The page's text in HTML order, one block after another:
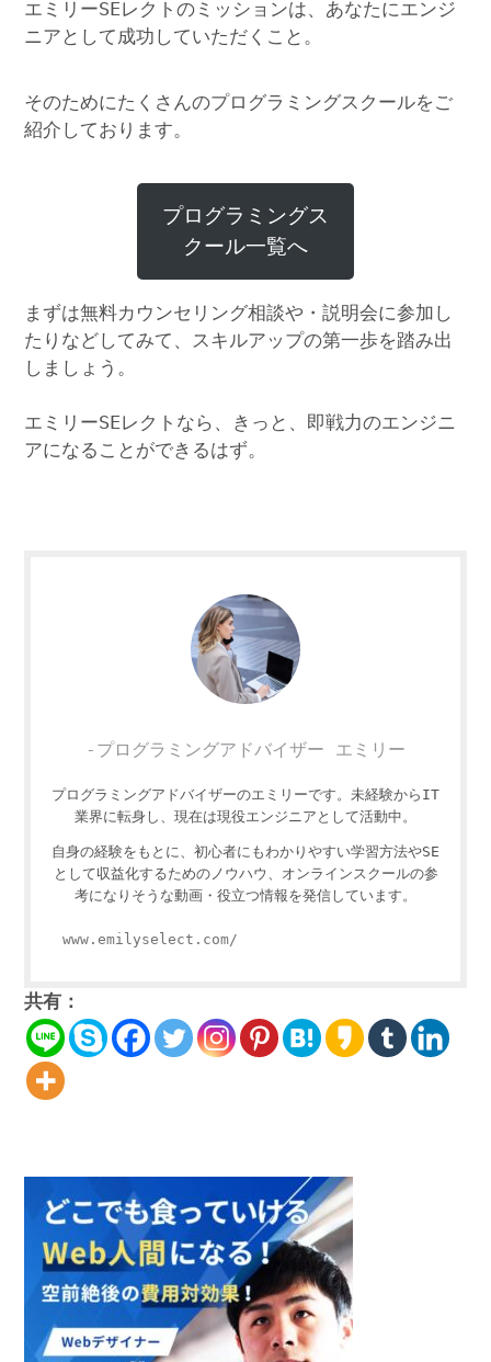
エミリーSEレクトのミッションは、あなたにエンジ
ニアとして成功していただくこと。
そのためにたくさんのプログラミングスクールをご
紹介しております。
プログラミングス
クール一覧へ
まずは無料カウンセリング相談や・説明会に参加し
たりなどしてみて、スキルアップの第一歩を踏み出
しましょう。
エミリーSEレクトなら、きっと、即戦力のエンジニ
アになることができるはず。
-プログラミングアドバイザー エミリー
プログラミングアドバイザーのエミリーです。未経験からIT
業界に転身し、現在は現役エンジニアとして活動中。
自身の経験をもとに、初心者にもわかりやすい学習方法やSE
として収益化するためのノウハウ、オンラインスクールの参
考になりそうな動画・役立つ情報を発信しています。
www.emilyselect.com/
共有：